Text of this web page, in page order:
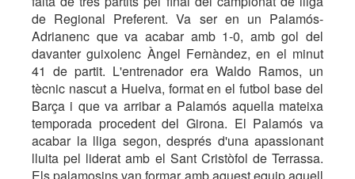
de Regional Preferent. Va ser en un Palamós-
Adrianenc que va acabar amb 1-0, amb gol del
davanter guixolenc Àngel Fernàndez, en el minut
41 de partit. L'entrenador era Waldo Ramos, un
tècnic nascut a Huelva, format en el futbol base del
Barça i que va arribar a Palamós aquella mateixa
temporada procedent del Girona. El Palamós va
acabar la lliga segon, després d'una apassionant
lluita pel liderat amb el Sant Cristòfol de Terrassa.